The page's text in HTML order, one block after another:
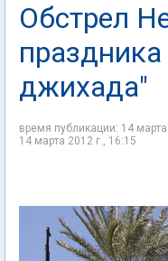
Обстрел
джихада"
время публикации: 14
14 марта 2012 г., 16:15